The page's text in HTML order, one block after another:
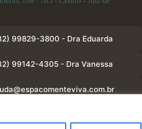
99829-3800 - Dra Eduarda
99142-4305 - Dra Vanessa
Sobre Nós| Política de Privacidade